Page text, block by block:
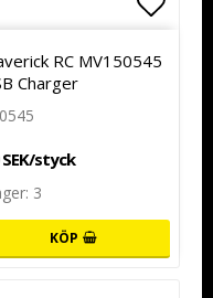
i favoritlistan
Lägg
Lägg
RC MV150545
Charger
SEK/styck
3
KÖP